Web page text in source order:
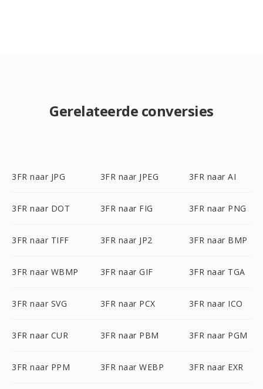
Gerelateerde conversies
3FR naar JPG 3FR naar JPEG 3FR naar AI
3FR naar DOT 3FR naar FIG 3FR naar PNG
3FR naar TIFF 3FR naar JP2 3FR naar BMP
3FR naar WBMP 3FR naar GIF 3FR naar TGA
3FR naar SVG 3FR naar PCX 3FR naar ICO
3FR naar CUR 3FR naar PBM 3FR naar PGM
3FR naar PPM 3FR naar WEBP 3FR naar EXR